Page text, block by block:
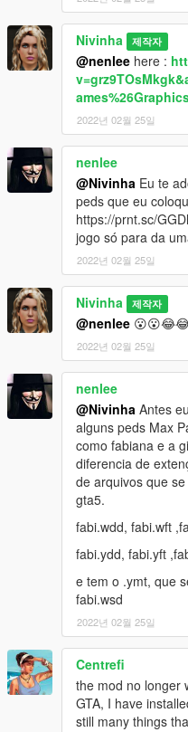
Nivinha 제작자
@nenlee here :
2022년 02월 25일
nenlee
@Nivinha Eu te
peds que eu
https://prnt.sc/
jogo só para da
2022년 02월 25일
Nivinha 제작자
@nenlee
2022년 02월 25일
nenlee
@Nivinha Antes
alguns peds Max
como fabiana e a
diferencia de
de arquivos que
gta5.
fabi.wdd, fabi.wft
fabi.ydd, fabi.yft
e tem o .ymt, que
fabi.wsd
2022년 02월 25일
Centrefi
the mod no longer
GTA, I have
still many things